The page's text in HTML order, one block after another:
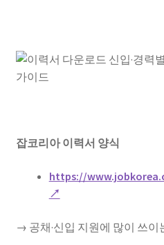
잡코리아 이력서 양식
https://
↗
→ 공채·신입 지원에 많이 쓰이